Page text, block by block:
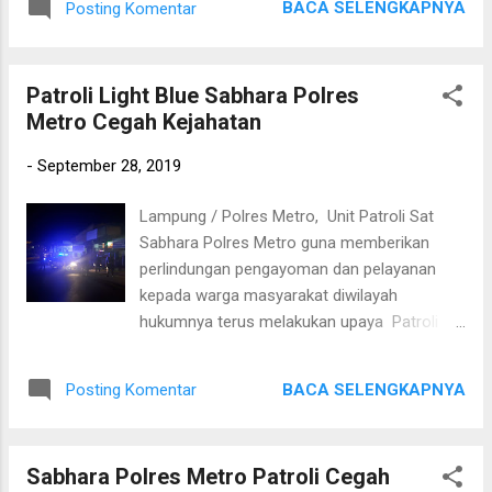
sejuk,". Disamping itu kegiatan tersebut juga
masyarakat khususnya yang berada diw...
hari ke sejumlah wilayah sepi dan rawan
back bone. Selain itu, petugas juga
memperhatikan situasi dan kondisi dengan
mencurigakan, petugas tidak segan untuk
Metro AKBP Ganda M.H Saragih, S.IK melalui
Kapolsek Metro Utara AKP A. Pancarudin,
S.H mengatakan “patroli sebagai bentuk
perlindungan, pengayoman dan pelayanan
yang terbaik kepada warga masyarakat yang
Posting Komentar BACA SELENGKAPNYA
Patroli Light Blue Sabhara Polres
Metro Cegah Kejahatan
- September 28, 2019
Lampung / Polres Metro, Unit Patroli Sat
Sabhara Polres Metro guna memberikan
perlindungan pengayoman dan pelayanan
kepada warga masyarakat diwilayah
hukumnya terus melakukan upaya Patroli
yang ada di wilayah Kota Metro, Sabtu
oleh personil tersebut disamping untuk
Posting Komentar BACA SELENGKAPNYA
Sabhara Polres Metro Patroli Cegah